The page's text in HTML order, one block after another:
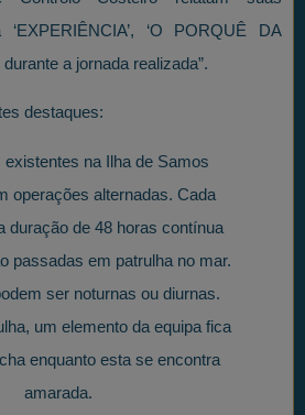
‘O PORQUÊ DA
durante a jornada realizada”.
destaques:
existentes na Ilha de Samos
operações alternadas. Cada
duração de 48 horas contínua
passadas em patrulha no mar.
ser noturnas ou diurnas.
um elemento da equipa fica
enquanto esta se encontra
amarada.